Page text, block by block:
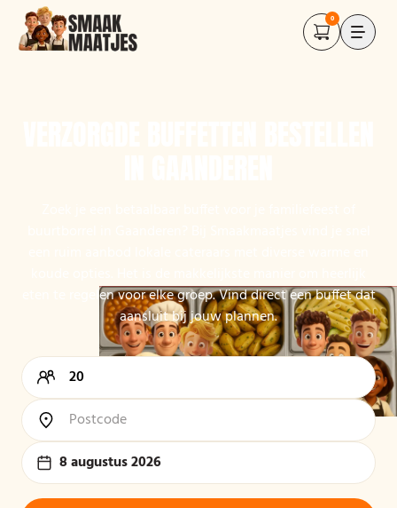
0
eten te regelen voor elke groep. Vind direct een buffet dat
aansluit bij jouw plannen.
8 augustus 2026